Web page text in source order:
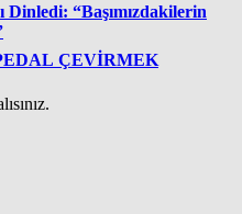
Dinledi: “Başımızdakilerin
ÇEVİRMEK